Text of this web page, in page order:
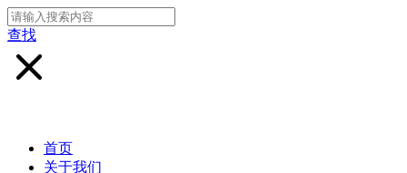
查找
首页
关于我们